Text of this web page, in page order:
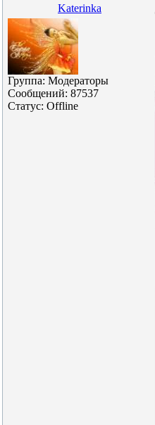
Katerinka
Группа: Модераторы
Сообщений: 87537
Статус: Offline